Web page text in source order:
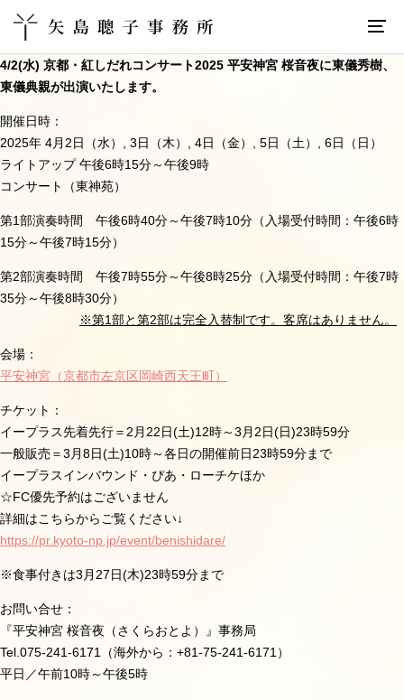
4/2(水) 京都・紅しだれコンサート2025 平安神宮 桜音夜に東儀秀樹、
東儀典親が出演いたします。
開催日時：
2025年 4月2日（水）, 3日（木）, 4日（金）, 5日（土）, 6日（日）
ライトアップ 午後6時15分～午後9時
コンサート（東神苑）
第1部演奏時間 午後6時40分～午後7時10分（入場受付時間：午後6時
15分～午後7時15分）
第2部演奏時間 午後7時55分～午後8時25分（入場受付時間：午後7時
35分～午後8時30分）
※第1部と第2部は完全入替制です。客席はありません。
会場：
平安神宮 （京都市左京区岡崎西天王町）
チケット：
イープラス先着先行＝2月22日(土)12時～3月2日(日)23時59分
一般販売＝3月8日(土)10時～各日の開催前日23時59分まで
イープラスインバウンド・ぴあ・ローチケほか
☆FC優先予約はございません
詳細はこちらからご覧ください↓
https://pr.kyoto-np.jp/event/benishidare/
※食事付きは3月 27日(木)23時59分まで
お問い合せ：
『平安神宮 桜音夜（さくらおとよ）』事務局
Tel.075-241-6171（海外から：+81-75-241-6171）
平日／午前10時～午後5時